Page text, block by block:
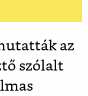
az
szólalt